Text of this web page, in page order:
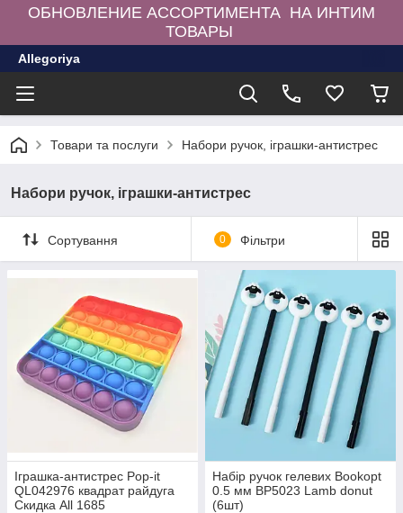
ОБНОВЛЕНИЕ АССОРТИМЕНТА НА ИНТИМ
ТОВАРЫ
Allegoriya
Товари та послуги Набори ручок, іграшки-антистрес
Набори ручок, іграшки-антистрес
Сортування 0 Фільтри
Іграшка-антистрес Pop-it
QL042976 квадрат райдуга
Скидка All 1685
Набір ручок гелевих Bookopt
0.5 мм BP5023 Lamb donut
(6шт)